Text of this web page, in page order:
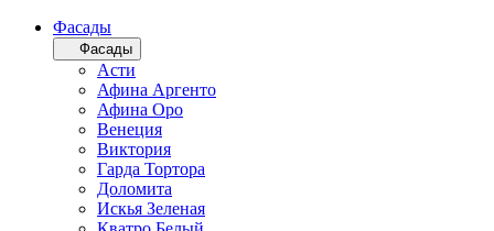
Фасады
Фасады
Асти
Афина Аргенто
Афина Оро
Венеция
Виктория
Гарда Тортора
Доломита
Искья Зеленая